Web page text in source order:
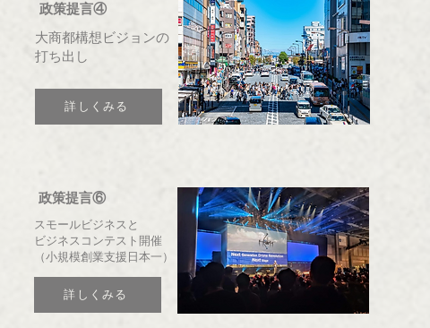
政策提言④
大商都構想ビジョンの
打ち出し
詳しくみる
政策提言⑥
スモールビジネスと
ビジネスコンテスト開催
（小規模創業支援日本一）
詳しくみる